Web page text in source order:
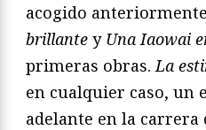
acogido anteriormente
brillante y Una Iaowai
primeras obras. La
en cualquier caso, un
adelante en la